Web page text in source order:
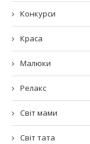
Конкурси
Краса
Малюки
Релакс
Світ мами
Світ тата